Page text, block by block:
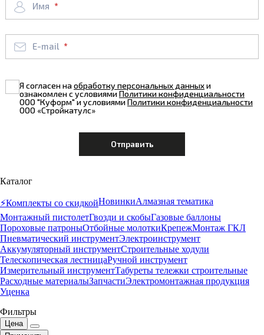
Имя
E-mail
Я согласен наобработку персональных данныхи
ознакомлен с условиямиПолитики конфиденциальности
ООО "Куформ" и условиямиПолитики конфиденциальности
ООО «Стройкатулс»
Каталог
⚡️Комплекты со скидкойНовинкиАлмазная тематика
Монтажный пистолетГвозди и скобыГазовые баллоны
Пороховые патроныОтбойные молоткиКрепежМонтаж ГКЛ
Пневматический инструментЭлектроинструмент
Аккумуляторный инструментСтроительные ходули
Телескопическая лестницаРучной инструмент
Измерительный инструментТабуреты тележки строительные
Расходные материалыЗапчастиЭлектромонтажная продукция
Уценка
Фильтры
Цена